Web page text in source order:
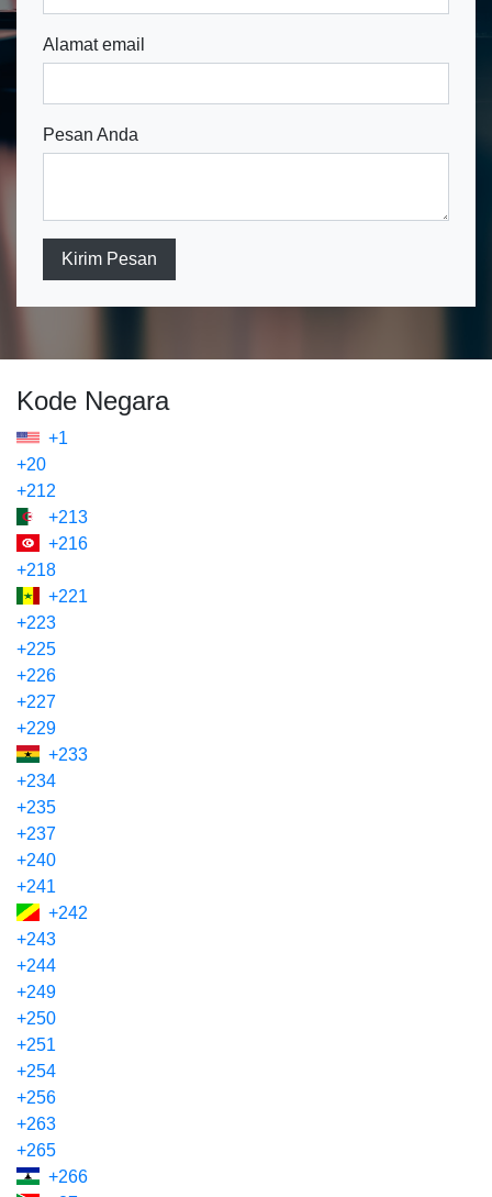
Alamat email
Pesan Anda
Kirim Pesan
Kode Negara
+1
+20
+212
+213
+216
+218
+221
+223
+225
+226
+227
+229
+233
+234
+235
+237
+240
+241
+242
+243
+244
+249
+250
+251
+254
+256
+263
+265
+266